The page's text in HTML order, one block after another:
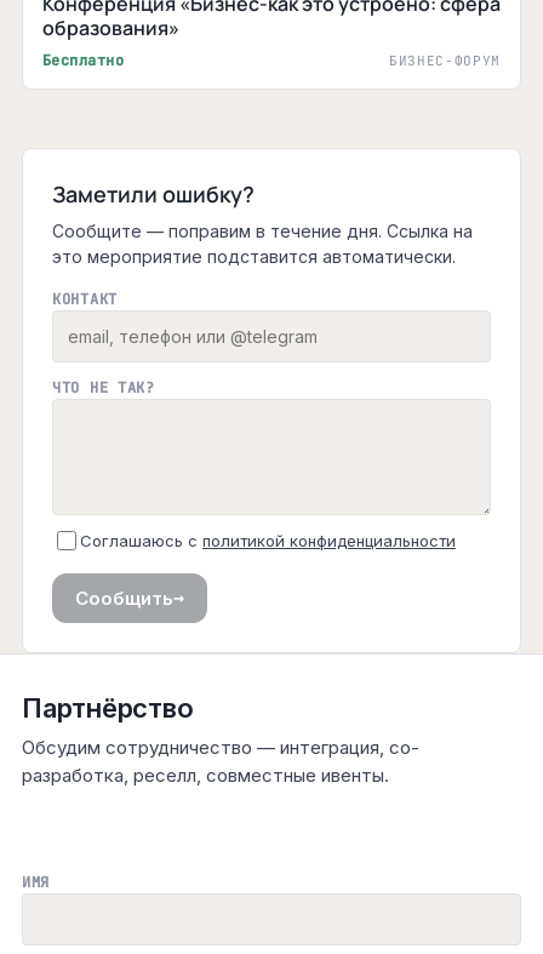
образования»
Бесплатно БИЗНЕС-ФОРУМ
Заметили ошибку?
Сообщите — поправим в течение дня. Ссылка на
это мероприятие подставится автоматически.
КОНТАКТ
ЧТО НЕ ТАК?
Соглашаюсь с политикой конфиденциальности
Сообщить→
Партнёрство
Обсудим сотрудничество — интеграция, со-
разработка, реселл, совместные ивенты.
ИМЯ